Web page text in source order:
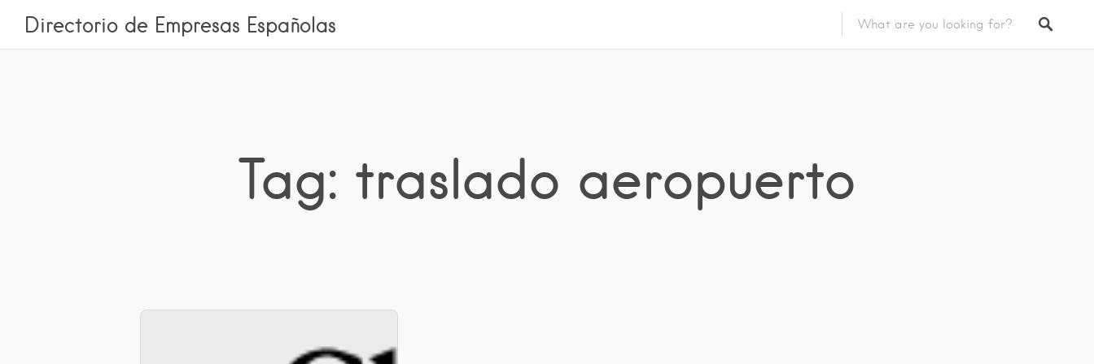
Directorio de Empresas Españolas
Tag: traslado aeropuerto